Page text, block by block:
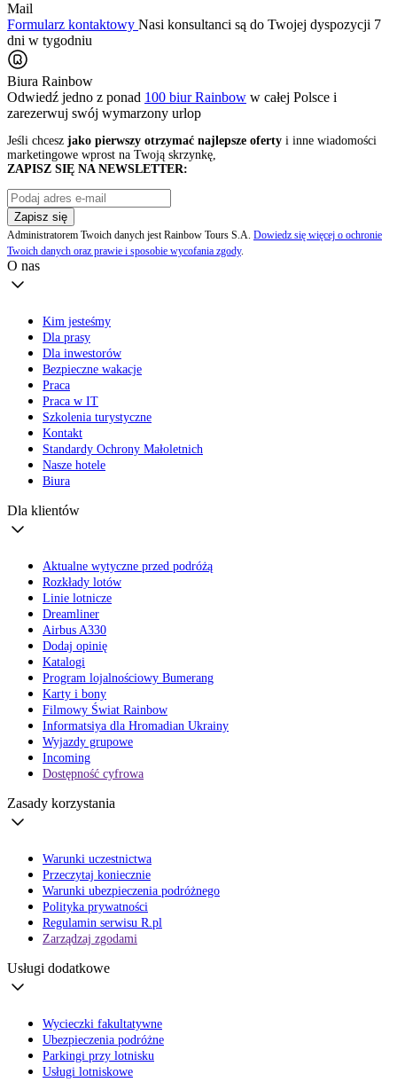
Mail
Formularz kontaktowy Nasi konsultanci są do Twojej dyspozycji 7
dni w tygodniu
Biura Rainbow
Odwiedź jedno z ponad 100 biur Rainbow w całej Polsce i
zarezerwuj swój wymarzony urlop
Jeśli chcesz jako pierwszy otrzymać najlepsze oferty i inne wiadomości
marketingowe wprost na Twoją skrzynkę,
ZAPISZ SIĘ NA NEWSLETTER:
Zapisz się
Administratorem Twoich danych jest Rainbow Tours S.A. Dowiedz się więcej o ochronie
Twoich danych oraz prawie i sposobie wycofania zgody.
O nas
Kim jesteśmy
Dla prasy
Dla inwestorów
Bezpieczne wakacje
Praca
Praca w IT
Szkolenia turystyczne
Kontakt
Standardy Ochrony Małoletnich
Nasze hotele
Biura
Dla klientów
Aktualne wytyczne przed podróżą
Rozkłady lotów
Linie lotnicze
Dreamliner
Airbus A330
Dodaj opinię
Katalogi
Program lojalnościowy Bumerang
Karty i bony
Filmowy Świat Rainbow
Informatsiya dla Hromadian Ukrainy
Wyjazdy grupowe
Incoming
Dostępność cyfrowa
Zasady korzystania
Warunki uczestnictwa
Przeczytaj koniecznie
Warunki ubezpieczenia podróżnego
Polityka prywatności
Regulamin serwisu R.pl
Zarządzaj zgodami
Usługi dodatkowe
Wycieczki fakultatywne
Ubezpieczenia podróżne
Parkingi przy lotnisku
Usługi lotniskowe